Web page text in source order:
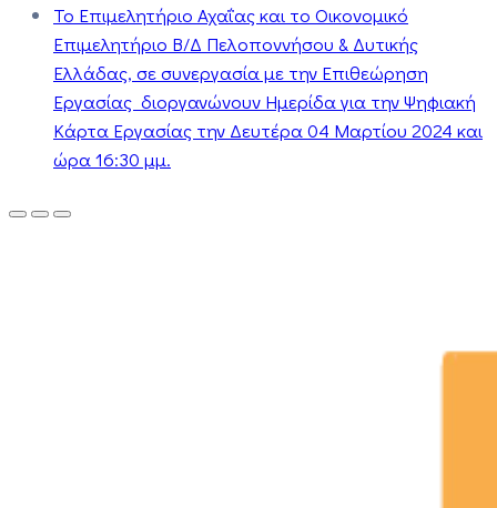
Το Επιμελητήριο Αχαΐας και το Οικονομικό
Επιμελητήριο Β/Δ Πελοποννήσου & Δυτικής
Ελλάδας, σε συνεργασία με την Επιθεώρηση
Εργασίας διοργανώνουν Ημερίδα για την Ψηφιακή
Κάρτα Εργασίας την Δευτέρα 04 Μαρτίου 2024 και
ώρα 16:30 μμ.